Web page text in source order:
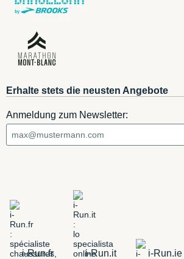
Erhalte stets die neusten Angebote
Anmeldung zum Newsletter:
i-Run.fr i-Run.it i-Run.ie